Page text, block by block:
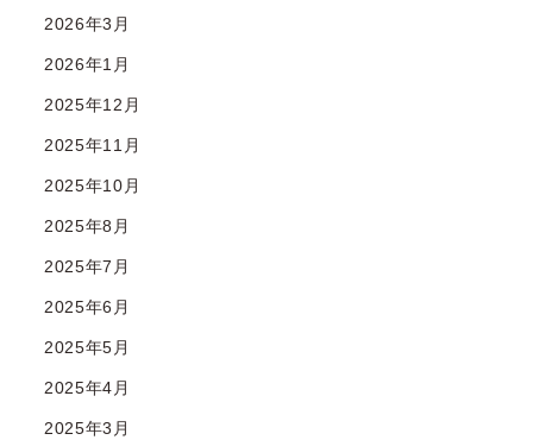
2026年3月
2026年1月
2025年12月
2025年11月
2025年10月
2025年8月
2025年7月
2025年6月
2025年5月
2025年4月
2025年3月